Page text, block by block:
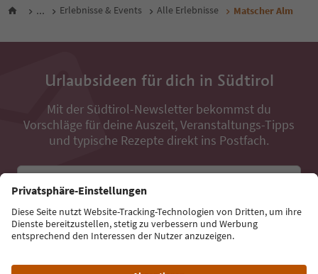
... Erlebnisse & Events Alle Erlebnisse Matscher Alm
Urlaubsideen für dich in Südtirol
Mit der Südtirol-Newsletter bekommst du
Vorschläge für deine Auszeit, Veranstaltungs-Tipps
und typische Rezepte direkt ins Postfach.
Jetzt anmelden